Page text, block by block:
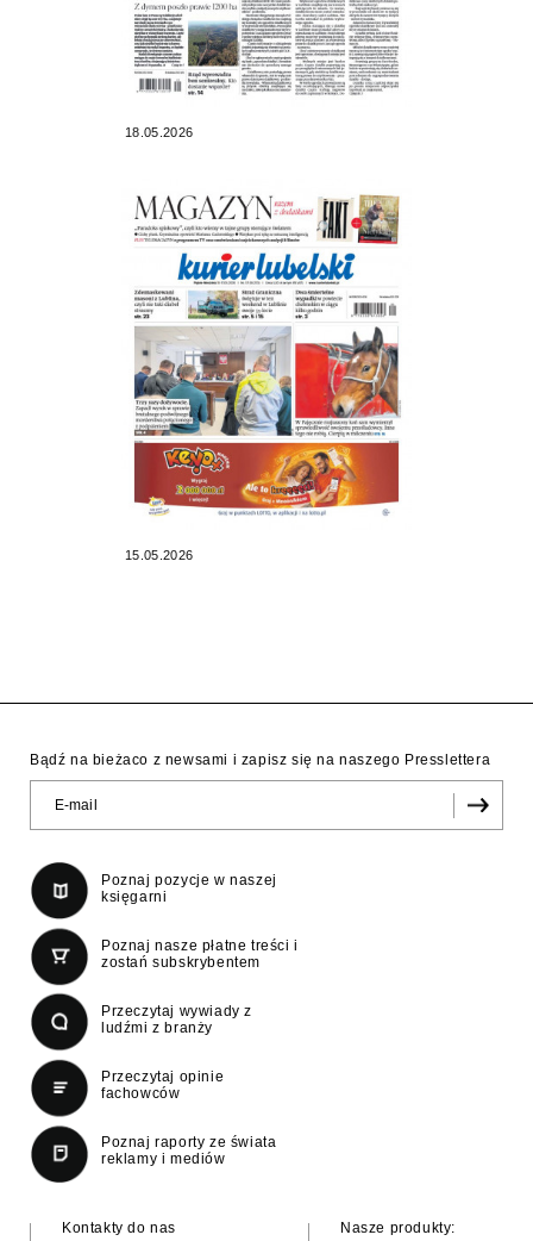
18.05.2026
15.05.2026
Bądź na bieżaco z newsami i zapisz się na naszego Presslettera
Poznaj pozycje w naszej
księgarni
Poznaj nasze płatne treści i
zostań subskrybentem
Przeczytaj wywiady z
ludźmi z branży
Przeczytaj opinie
fachowców
Poznaj raporty ze świata
reklamy i mediów
Kontakty do nas
Nasze produkty: